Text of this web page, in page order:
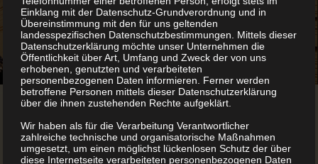
Johannes Gutenberg
und der Buchdruck
Einklang mit der Datenschutz-Grundverordnung und in
Übereinstimmung mit den für uns geltenden
landesspezifischen Datenschutzbestimmungen. Mittels dieser
Datenschutzerklärung möchte unser Unternehmen die
Öffentlichkeit über Art, Umfang und Zweck der von uns
erhobenen, genutzten und verarbeiteten
personenbezogenen Daten informieren. Ferner werden
betroffene Personen mittels dieser Datenschutzerklärung
über die ihnen zustehenden Rechte aufgeklärt.
Wir haben als für die Verarbeitung Verantwortlicher
zahlreiche technische und organisatorische Maßnahmen
umgesetzt, um einen möglichst lückenlosen Schutz der über
diese Internetseite verarbeiteten personenbezogenen Daten